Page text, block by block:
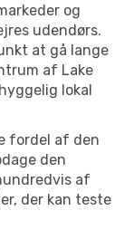
og
udendørs.
at gå lange
af Lake
lokal
fordel af den
den
af
der kan teste